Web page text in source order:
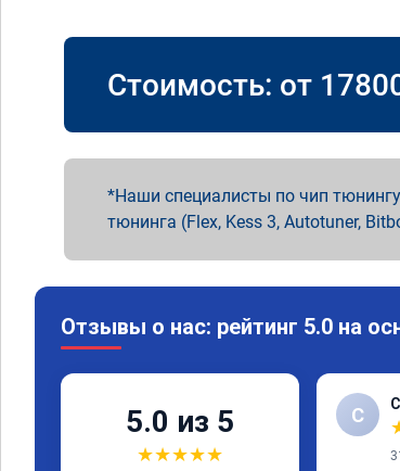
Стоимость: от
Наши специалисты по чип
тюнинга (Flex, Kess 3, Autotuner,
Отзывы о нас: рейтинг 5.0 на
5.0 из 5
★★★★★
С